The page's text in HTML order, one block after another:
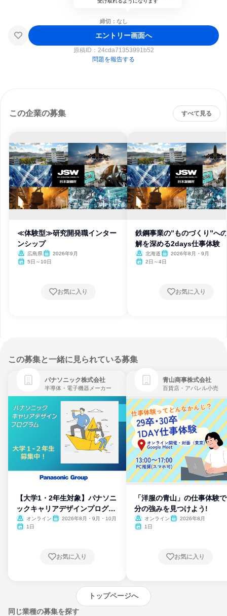
締切：なし
エントリー画面へ
原稿ID： 24cda71353991b52
問題を報告する
この企業の募集 すべて見る
≪体験型≫研究開発職インター
ンシップ
広島県
2026年9月
5日～10日
お気に入り
鉄鋼事業の”ものづくり”へ
解を深める2days仕事体験
北海道
2026年8月・9月
2日～4日
お気に入り
この募集と一緒に見られている募集
パナソニック株式会社
半導体・電子機器メーカー
【大学1・2年生対象】パナソニ
ックキャリアデザインプログラ
ム
オンライン
2026年8月・9月・10月
1日
お気に入り
青山商事株式会社
百貨店・アパレル小売
「洋服の青山」の仕事体験
分の強みを見つけよう!
オンライン
2026年8月
1日
お気に入り
トップページへ
同じ業種の募集を探す